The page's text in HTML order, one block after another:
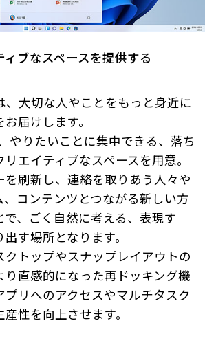
ブなスペースを提供する
、大切な人やことをもっと身近に
届けします。
やりたいことに集中できる、落ち
エイティブなスペースを用意。
を刷新し、連絡を取りあう人々や
、コンテンツとつながる新しい方
、ごく自然に考える、表現す
す場所となります。
クトップやスナップレイアウトの
り直感的になった再ドッキング機
リへのアクセスやマルチタスク
性を向上させます。